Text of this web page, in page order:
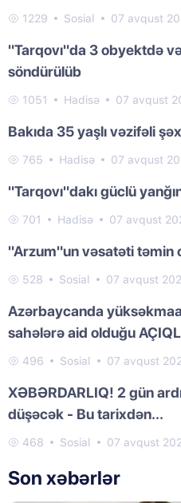
1229 Sosial 07 avqust
"Tarqovı"da 3 obyektdə
söndürülüb
1051 Hadisə 07 avqust
Bakıda 35 yaşlı vəzifəli
765 Hadisə 07 avqust
"Tarqovı"dakı güclü
701 Hadisə 07 avqust
"Arzum"un vəsatəti təmin
528 Sosial 07 avqust
Azərbaycanda
sahələrə aid olduğu
496 Sosial 07 avqust
XƏBƏRDARLIQ! 2 gün
düşəcək - Bu tarixdən...
468 Sosial 07 avqust
Son xəbərlər